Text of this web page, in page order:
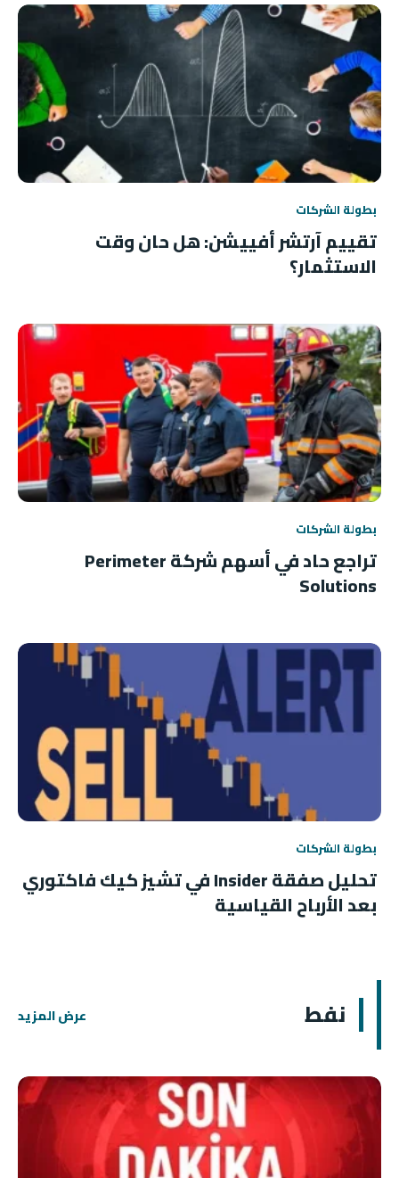
بطولة الشركات
تقييم آرتشر أفييشن: هل حان وقت
الاستثمار؟
بطولة الشركات
تراجع حاد في أسهم شركة Perimeter
Solutions
بطولة الشركات
تحليل صفقة Insider في تشيز كيك فاكتوري
بعد الأرباح القياسية
نفط عرض المزيد